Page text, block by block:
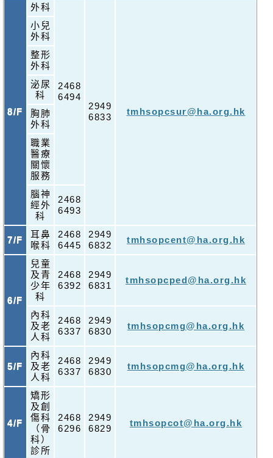
8/F
外科
2468
6494
2949
6833
tmhsopcsur@ha.org.hk
小兒
外科
整形
外科
泌尿
科
胸肺
外科
職業
醫療
關懷
服務
腦神
經外
科
2468
6493
7/F
耳鼻
喉科
2468
6445
2949
6832
tmhsopcent@ha.org.hk
6/F
兒童
及青
少年
科
2468
6392
2949
6831
tmhsopcped@ha.org.hk
內科
及老
人科
2468
6337
2949
6830
tmhsopcmg@ha.org.hk
5/F
內科
及老
人科
2468
6337
2949
6830
tmhsopcmg@ha.org.hk
4/F
矯形
及創
傷科
（骨
科）
診所
2468
6296
2949
6829
tmhsopcot@ha.org.hk